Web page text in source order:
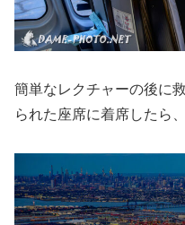
簡単なレクチャーの後に
られた座席に着席したら